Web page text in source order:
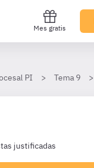
Mes gratis
PI Tema 9
justificadas